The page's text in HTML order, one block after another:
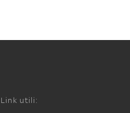
Link utili: